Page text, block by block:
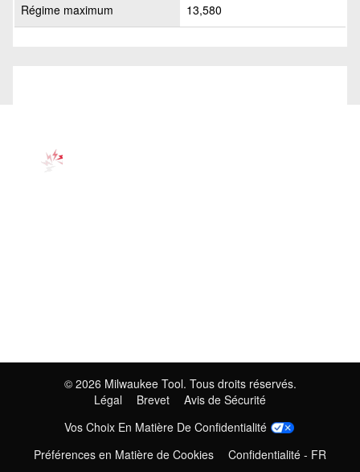
Régime maximum 13,580
© 2026 Milwaukee Tool. Tous droits réservés.
Légal
Brevet
Avis de Sécurité
Vos Choix En Matière De Confidentialité
Préférences en Matière de Cookies
Confidentialité - FR